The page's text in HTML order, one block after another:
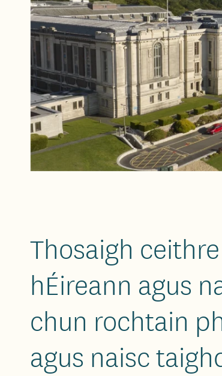
Thosaigh
hÉireann agus
chun rochtain
agus naisc